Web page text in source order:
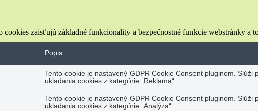
zaisťujú základné funkcionality a bezpečnostné funkcie webstránky a
Popis
Tento cookie je nastavený GDPR Cookie Consent pluginom.
ukladania cookies z kategórie „Reklama“.
Tento cookie je nastavený GDPR Cookie Consent pluginom.
ukladania cookies z kategórie „Analýza“.